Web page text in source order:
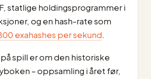
statlige holdingsprogrammer i
og en hash-rate som
exahashes per sekund.
spill er om den historiske
– oppsamling i året før,